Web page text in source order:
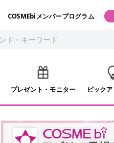
COSMEbiメンバープログラム
プレゼント・モニター ピック